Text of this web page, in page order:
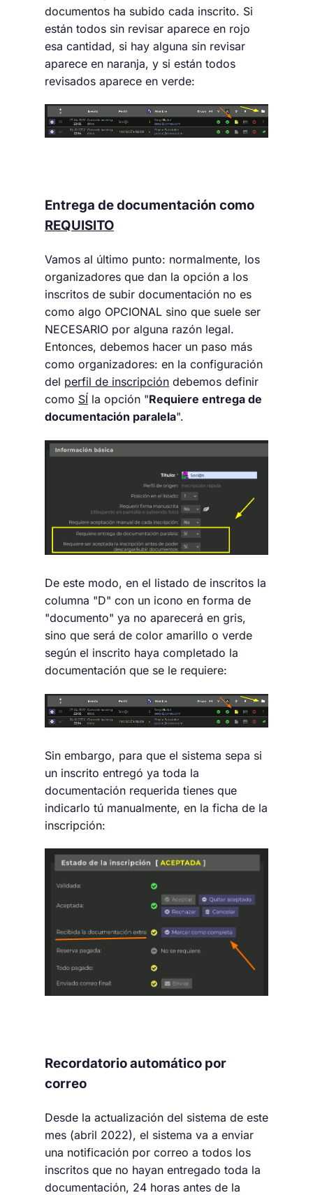
documentos ha subido cada inscrito. Si
están todos sin revisar aparece en rojo
esa cantidad, si hay alguna sin revisar
aparece en naranja, y si están todos
revisados aparece en verde:
Entrega de documentación como
REQUISITO
Vamos al último punto: normalmente, los
organizadores que dan la opción a los
inscritos de subir documentación no es
como algo OPCIONAL sino que suele ser
NECESARIO por alguna razón legal.
Entonces, debemos hacer un paso más
como organizadores: en la configuración
del perfil de inscripción debemos definir
como SÍ la opción "Requiere entrega de
documentación paralela".
De este modo, en el listado de inscritos la
columna "D" con un icono en forma de
"documento" ya no aparecerá en gris,
sino que será de color amarillo o verde
según el inscrito haya completado la
documentación que se le requiere:
Sin embargo, para que el sistema sepa si
un inscrito entregó ya toda la
documentación requerida tienes que
indicarlo tú manualmente, en la ficha de la
inscripción:
Recordatorio automático por
correo
Desde la actualización del sistema de este
mes (abril 2022), el sistema va a enviar
una notificación por correo a todos los
inscritos que no hayan entregado toda la
documentación, 24 horas antes de la